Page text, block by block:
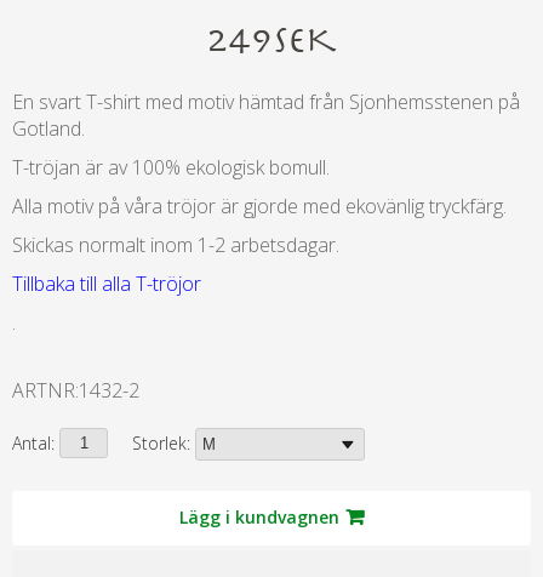
249SEK
En svart T-shirt med motiv hämtad från Sjonhemsstenen på
Gotland.
T-tröjan är av 100% ekologisk bomull.
Alla motiv på våra tröjor är gjorde med ekovänlig tryckfärg.
Skickas normalt inom 1-2 arbetsdagar.
Tillbaka till alla T-tröjor
.
ARTNR:1432-2
Storlek:
Antal:
Lägg i kundvagnen